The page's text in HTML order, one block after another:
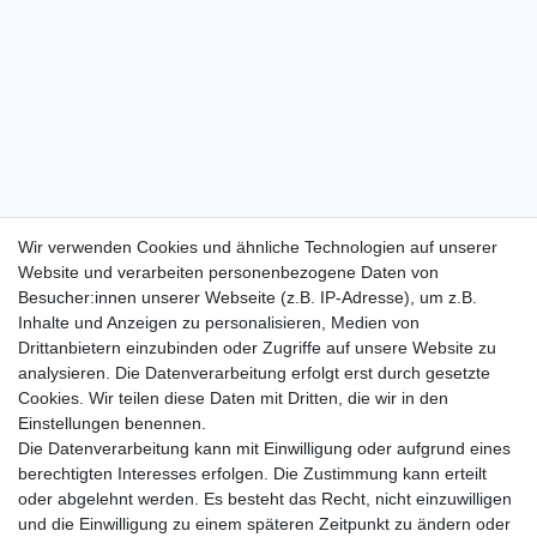
Wir verwenden Cookies und ähnliche Technologien auf unserer
Website und verarbeiten personenbezogene Daten von
Besucher:innen unserer Webseite (z.B. IP-Adresse), um z.B.
Inhalte und Anzeigen zu personalisieren, Medien von
Drittanbietern einzubinden oder Zugriffe auf unsere Website zu
analysieren. Die Datenverarbeitung erfolgt erst durch gesetzte
Cookies. Wir teilen diese Daten mit Dritten, die wir in den
Einstellungen benennen.
Die Datenverarbeitung kann mit Einwilligung oder aufgrund eines
berechtigten Interesses erfolgen. Die Zustimmung kann erteilt
oder abgelehnt werden. Es besteht das Recht, nicht einzuwilligen
und die Einwilligung zu einem späteren Zeitpunkt zu ändern oder